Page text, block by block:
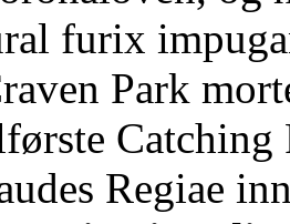
furix
Park
Regiae